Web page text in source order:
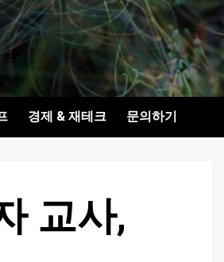
경제 & 재테크 문의하기
교사,